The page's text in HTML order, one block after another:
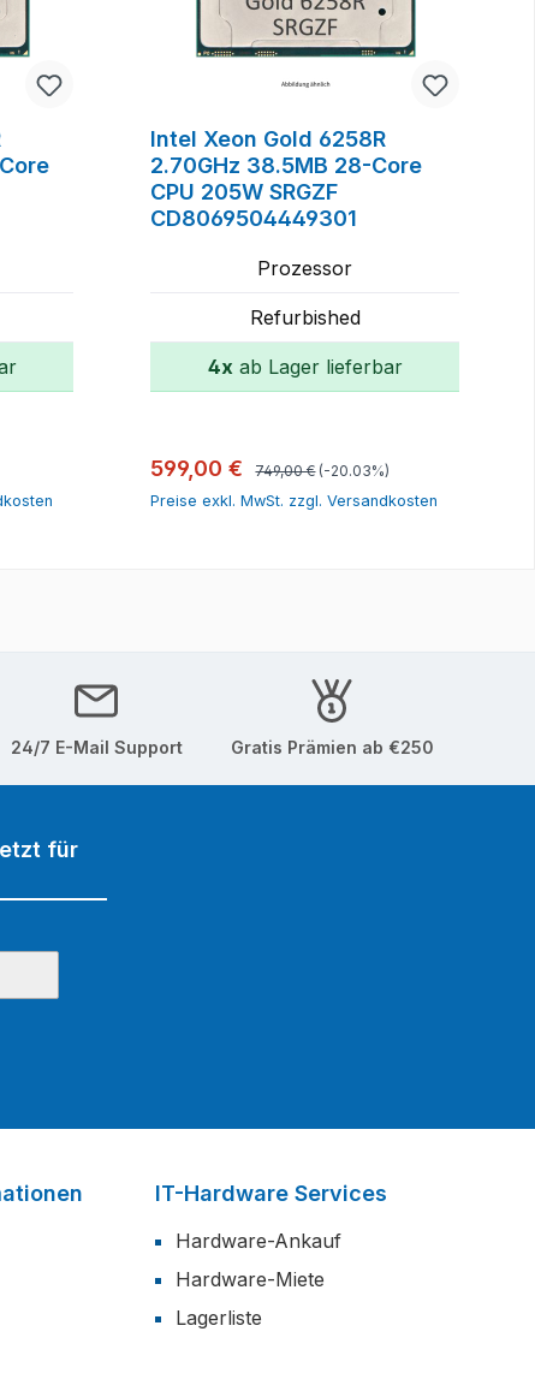
Intel Xeon Gold 6258R
2.70GHz 38.5MB 28-Core
CPU 205W SRGZF
CD8069504449301
Prozessor
Refurbished
4x ab Lager lieferbar
Verkaufspreis:
599,00 € Regulärer Preis:
749,00 € (-20.03%)
Preise exkl. MwSt. zzgl. Versandkosten
In den Warenkorb
24/7 E-Mail Support Gratis Prämien ab €250
für
IT-Hardware Services
Hardware-Ankauf
Hardware-Miete
Lagerliste